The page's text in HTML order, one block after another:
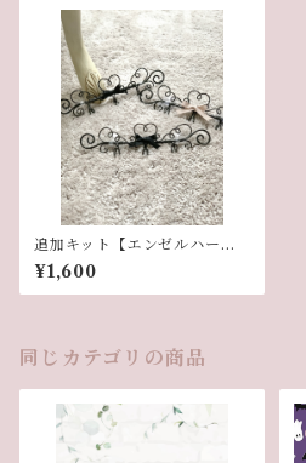
追加キット【エンゼルハート
のミニフック】
¥1,600
同じカテゴリの商品